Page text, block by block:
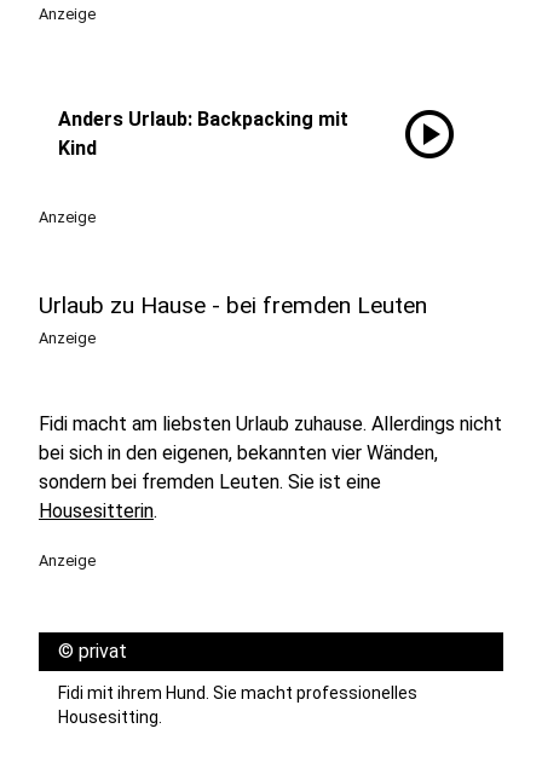
Anzeige
Anders Urlaub: Backpacking mit
Kind
play_circle
Anzeige
Urlaub zu Hause - bei fremden Leuten
Anzeige
Fidi macht am liebsten Urlaub zuhause. Allerdings nicht
bei sich in den eigenen, bekannten vier Wänden,
sondern bei fremden Leuten. Sie ist eine
Housesitterin.
Anzeige
© privat
Fidi mit ihrem Hund. Sie macht professionelles
Housesitting.